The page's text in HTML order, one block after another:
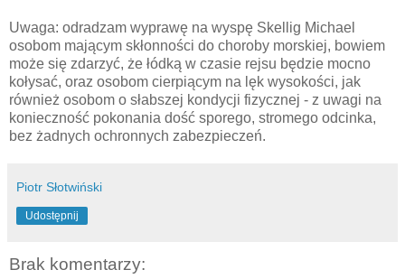
Uwaga: odradzam wyprawę na wyspę Skellig Michael
osobom mającym skłonności do choroby morskiej, bowiem
może się zdarzyć, że łódką w czasie rejsu będzie mocno
kołysać, oraz osobom cierpiącym na lęk wysokości, jak
również osobom o słabszej kondycji fizycznej - z uwagi na
konieczność pokonania dość sporego, stromego odcinka,
bez żadnych ochronnych zabezpieczeń.
Piotr Słotwiński
Udostępnij
Brak komentarzy: